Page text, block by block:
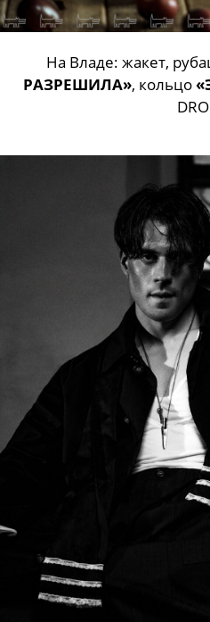
На Владе: жакет,
РАЗРЕШИЛА», кольцо